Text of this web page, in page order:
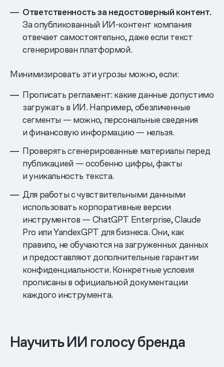
Ответственность за недостоверный контент.
За опубликованный ИИ-контент компания
отвечает самостоятельно, даже если текст
сгенерирован платформой.
Минимизировать эти угрозы можно, если:
Прописать регламент: какие данные допустимо
загружать в ИИ. Например, обезличенные
сегменты — можно, персональные сведения
и финансовую информацию — нельзя.
Проверять сгенерированные материалы перед
публикацией — особенно цифры, факты
и уникальность текста.
Для работы с чувствительными данными
использовать корпоративные версии
инструментов — ChatGPT Enterprise, Claude
Pro или YandexGPT для бизнеса. Они, как
правило, не обучаются на загруженных данных
и предоставляют дополнительные гарантии
конфиденциальности. Конкретные условия
прописаны в официальной документации
каждого инструмента.
Научить ИИ голосу бренда